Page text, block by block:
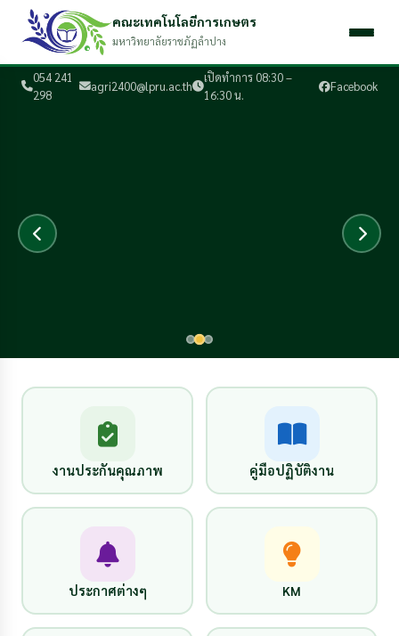
054 241
298
agri2400@lpru.ac.th
เปิดทำการ 08:30 –
16:30 น.
Facebook
คณะเทคโนโลยีการเกษตร
มหาวิทยาลัยราชภัฏลำปาง
งานประกันคุณภาพ คู่มือปฏิบัติงาน
ประกาศต่างๆ KM